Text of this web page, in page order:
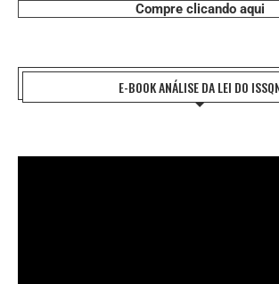
Compre clicando aqui
E-BOOK ANÁLISE DA LEI DO